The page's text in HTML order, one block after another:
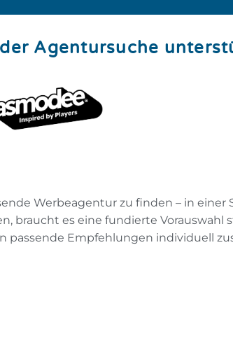
Agentursuche
Werbeagentur zu finden – in einer
braucht es eine fundierte Vorauswahl
passende Empfehlungen individuell